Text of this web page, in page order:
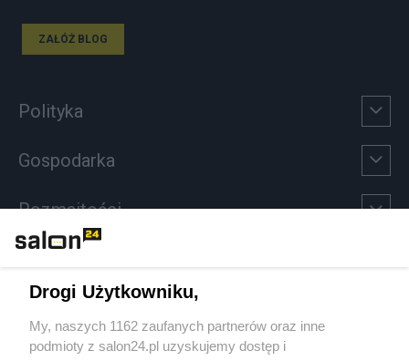
ZAŁÓŻ BLOG
Polityka
Gospodarka
Rozmaitości
Sport
Drogi Użytkowniku,
My, naszych 1162 zaufanych partnerów oraz inne
podmioty z salon24.pl uzyskujemy dostęp i